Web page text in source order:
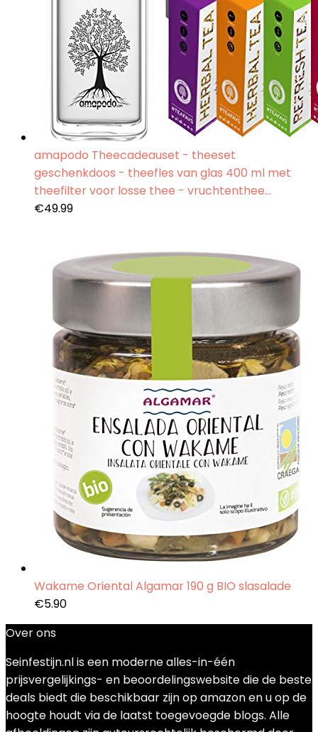
amapodo Theecadeauset - theeset
geschenkdoos - theefles van glas 400 ml met
theefilter voor losse thee - vruchtenthee…
€49.99
Wakame Oriental Algamar 190 g BIO slasalade
€5.90
Over ons
Seinfestijn.nl is een moderne alles-in-één
prijsvergelijkings- en beoordelingswebsite die de beste
deals biedt die beschikbaar zijn op amazon en u op de
hoogte houdt via de laatst toegevoegde blogs. Alle